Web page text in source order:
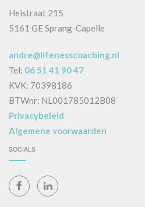
Heistraat 215
5161 GE Sprang-Capelle
andre@lifenesscoaching.nl
Tel: 06 51 41 90 47
KVK: 70398186
BTWnr: NL001785012B08
Privacybeleid
Algemene voorwaarden
SOCIALS